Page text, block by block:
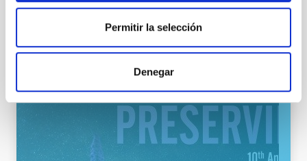
Permitir la selección
Denegar
NEWS TYPE